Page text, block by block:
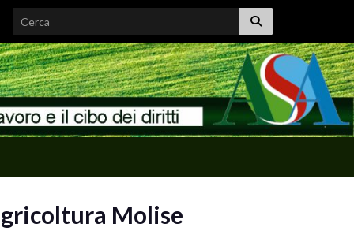
Search for:
Molise